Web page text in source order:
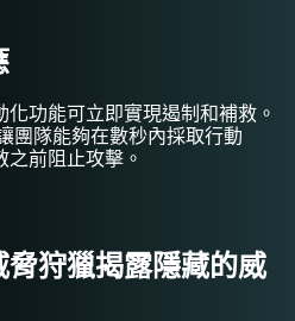
功能可立即實現遏制和補救。
團隊能夠在數秒內採取行動
前阻止攻擊。
狩獵揭露隱藏的威